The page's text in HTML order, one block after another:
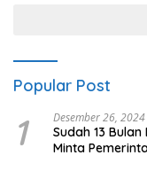
Popular Post
1 Desember 26, 2024
Sudah 13
Minta